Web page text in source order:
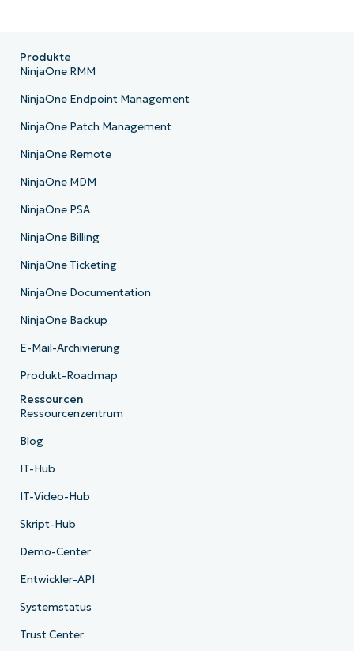
Produkte
NinjaOne RMM
NinjaOne Endpoint Management
NinjaOne Patch Management
NinjaOne Remote
NinjaOne MDM
NinjaOne PSA
NinjaOne Billing
NinjaOne Ticketing
NinjaOne Documentation
NinjaOne Backup
E-Mail-Archivierung
Produkt-Roadmap
Ressourcen
Ressourcenzentrum
Blog
IT-Hub
IT-Video-Hub
Skript-Hub
Demo-Center
Entwickler-API
Systemstatus
Trust Center